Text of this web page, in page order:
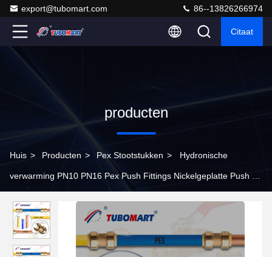
export@tubomart.com 86--13826266974
Citaat
producten
Huis > Producten > Pex Stootstukken > Hydronische
verwarming PN10 PN16 Pex Push Fittings Nickelgeplatte Push To